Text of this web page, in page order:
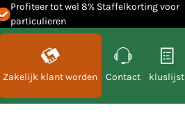
Profiteer tot wel 8% Staffelkorting voor
particulieren
Zakelijk klant worden Contact kluslijst